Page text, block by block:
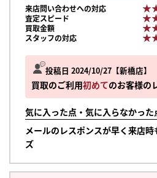
投稿日 2024/10/27 新橋店
買取のご利用初めてのお客様の
気に入った点・気に入らなかった
メールのレスポンスが早く来店
ズ
来店問い合わせへの対応
査定スピード
買取金額
スタッフの対応